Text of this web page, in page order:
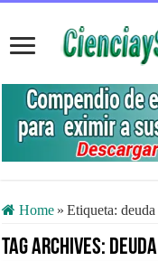
Home » Etiqueta:deuda
Tag Archives: deuda